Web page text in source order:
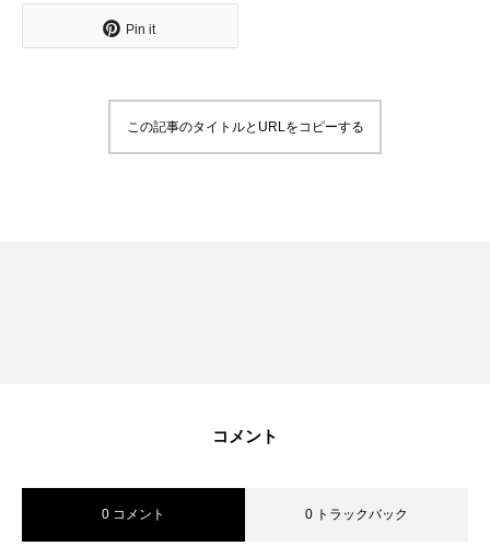
Pin it
この記事のタイトルとURLをコピーする
コメント
0 コメント 0 トラックバック